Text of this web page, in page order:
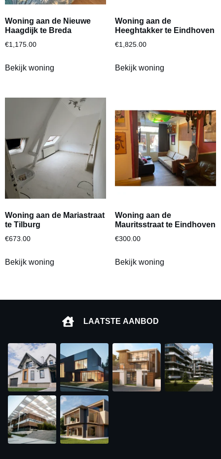
Woning aan de Nieuwe
Haagdijk te Breda
€1,175.00
Bekijk woning
Woning aan de
Heeghtakker te Eindhoven
€1,825.00
Bekijk woning
Woning aan de Mariastraat
te Tilburg
€673.00
Bekijk woning
Woning aan de
Mauritsstraat te Eindhoven
€300.00
Bekijk woning
LAATSTE AANBOD